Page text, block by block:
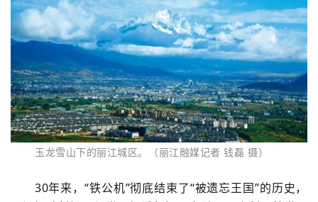
玉龙雪山下的丽江城区。（丽江融媒记者 钱磊 摄）
30年来，“铁公机”彻底结束了“被遗忘王国”的历史，